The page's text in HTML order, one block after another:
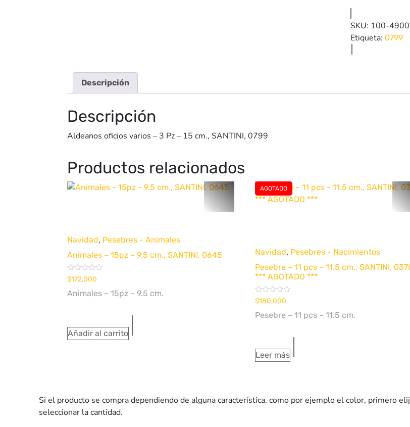
varios
-
15
SKU: 100-
Etiqueta: 0799
Descripción
Descripción
Aldeanos oficios varios – 3 Pz – 15 cm., SANTINI, 0799
Productos relacionados
Navidad, Pesebres - Animales
Animales – 15pz – 9.5 cm., SANTINI, 0645
Valorado
con
0
de
$172,000
Animales – 15pz – 9.5 cm.
Añadir al carrito
AGOTADO
Navidad, Pesebres - Nacimientos
Pesebre – 11 pcs – 11.5 cm., SANTINI,
*** AGOTADO ***
Valorado
con
0
de
$180,000
Pesebre – 11 pcs – 11.5 cm.
Leer más
Si el producto se compra dependiendo de alguna característica, como por ejemplo el color, primero
seleccionar la cantidad.